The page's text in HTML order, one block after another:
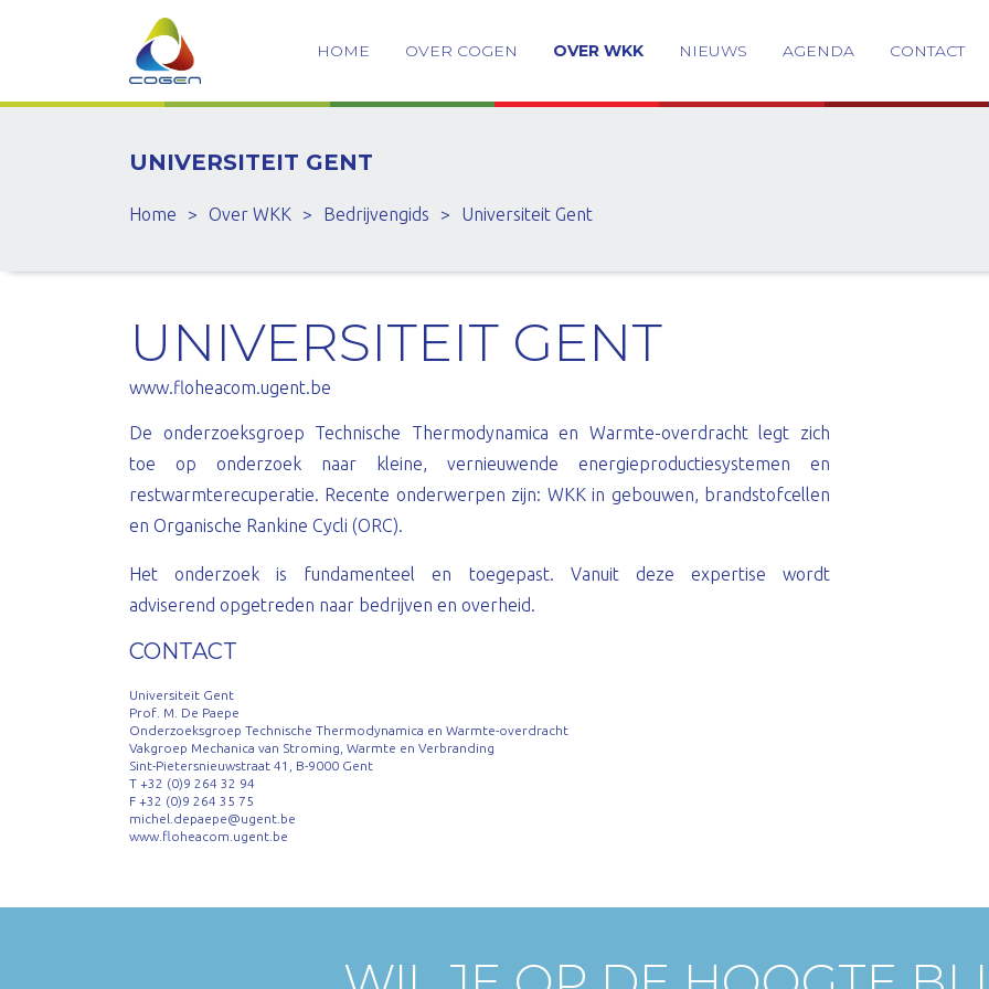
HOME OVER COGEN OVER WKK NIEUWS AGENDA CONTACT
UNIVERSITEIT GENT
Home > Over WKK > Bedrijvengids > Universiteit Gent
UNIVERSITEIT GENT
www.floheacom.ugent.be
De onderzoeksgroep Technische Thermodynamica en Warmte-overdracht legt zich
toe op onderzoek naar kleine, vernieuwende energieproductiesystemen en
restwarmterecuperatie. Recente onderwerpen zijn: WKK in gebouwen, brandstofcellen
en Organische Rankine Cycli (ORC).
Het onderzoek is fundamenteel en toegepast. Vanuit deze expertise wordt
adviserend opgetreden naar bedrijven en overheid.
CONTACT
Universiteit Gent
Prof. M. De Paepe
Onderzoeksgroep Technische Thermodynamica en Warmte-overdracht
Vakgroep Mechanica van Stroming, Warmte en Verbranding
Sint-Pietersnieuwstraat 41, B-9000 Gent
T +32 (0)9 264 32 94
F +32 (0)9 264 35 75
michel.depaepe@ugent.be
www.floheacom.ugent.be